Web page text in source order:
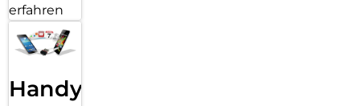
erfahren
Handy